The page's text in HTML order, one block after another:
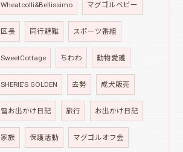
Wheatcolli&Bellissimo マグゴルベビー
区長 同行避難 スポーツ番組
SweetCottage ちわわ 動物愛護
SHERIE’S GOLDEN 去勢 成犬販売
雪お出かけ日記 旅行 お出かけ日記
家族 保護活動 マグゴルオフ会